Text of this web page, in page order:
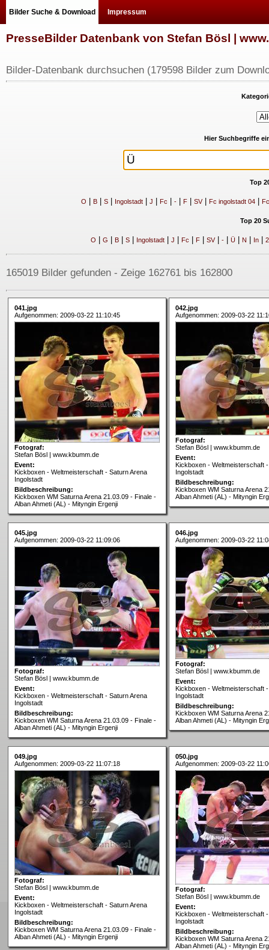
Bilder Suche & Download Impressum
PresseBilder Datenbank von Stefan Bösl |
Bilder-Datenbank durchsuchen (179598 Bilder zum
Hier Suchbegriffe
Top
O B| S| Ingolstadt| J Fc -| F| SV| Fc ingolstadt 04|
Top 20
O G B| S| Ingolstadt| J Fc F| SV| -| Ü| N In| 2
165019 Bilder gefunden - Zeige 162761 bis 162800
041.jpg
Aufgenommen: 2009-03-22 11:10:45
Fotograf:
Stefan Bösl | www.kbumm.de
Event:
Kickboxen - Weltmeisterschaft - Saturn Arena
Ingolstadt
Bildbeschreibung:
Kickboxen WM Saturna Arena 21.03.09 - Finale -
Alban Ahmeti (AL) - Mityngin Ergenji
042.jpg
Aufgenommen: 2009-03-22
Fotograf:
Stefan Bösl | www.kbumm.de
Event:
Kickboxen - Weltmeisterschaft
Ingolstadt
Bildbeschreibung:
Kickboxen WM Saturna Arena
Alban Ahmeti (AL) - Mityngin
045.jpg
Aufgenommen: 2009-03-22 11:09:06
Fotograf:
Stefan Bösl | www.kbumm.de
Event:
Kickboxen - Weltmeisterschaft - Saturn Arena
Ingolstadt
Bildbeschreibung:
Kickboxen WM Saturna Arena 21.03.09 - Finale -
Alban Ahmeti (AL) - Mityngin Ergenji
046.jpg
Aufgenommen: 2009-03-22
Fotograf:
Stefan Bösl | www.kbumm.de
Event:
Kickboxen - Weltmeisterschaft
Ingolstadt
Bildbeschreibung:
Kickboxen WM Saturna Arena
Alban Ahmeti (AL) - Mityngin
049.jpg
Aufgenommen: 2009-03-22 11:07:18
Fotograf:
Stefan Bösl | www.kbumm.de
Event:
Kickboxen - Weltmeisterschaft - Saturn Arena
Ingolstadt
Bildbeschreibung:
Kickboxen WM Saturna Arena 21.03.09 - Finale -
Alban Ahmeti (AL) - Mityngin Ergenji
050.jpg
Aufgenommen: 2009-03-22
Fotograf:
Stefan Bösl | www.kbumm.de
Event:
Kickboxen - Weltmeisterschaft
Ingolstadt
Bildbeschreibung:
Kickboxen WM Saturna Arena
Alban Ahmeti (AL) - Mityngin